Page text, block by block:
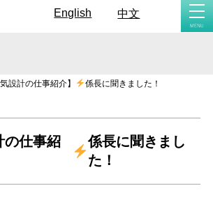
中文
English
気設計の仕事紹介】 係長に聞きました！
の仕事紹
係長に聞きまし
た！